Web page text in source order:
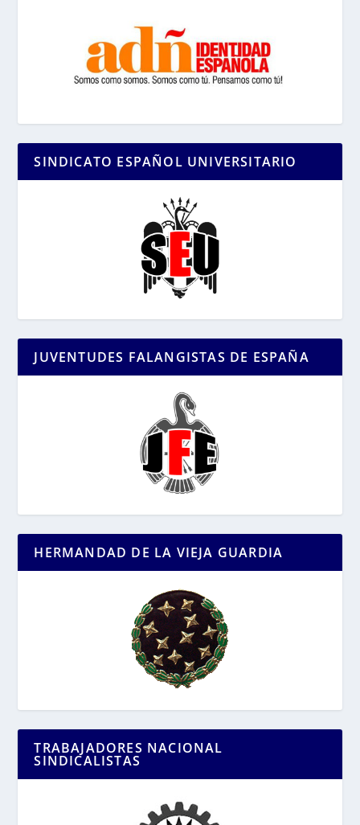
SINDICATO ESPAÑOL UNIVERSITARIO
JUVENTUDES FALANGISTAS DE ESPAÑA
HERMANDAD DE LA VIEJA GUARDIA
TRABAJADORES NACIONAL
SINDICALISTAS